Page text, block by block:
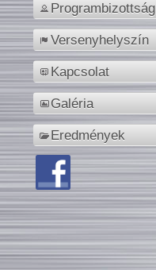
Programbizottság
Versenyhelyszín
Kapcsolat
Galéria
Eredmények